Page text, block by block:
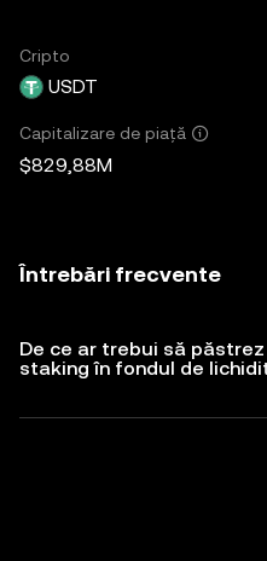
Cripto
USDT
Capitalizare de piață
$829,88M
Întrebări frecvente
De ce ar trebui să
staking în fondul de